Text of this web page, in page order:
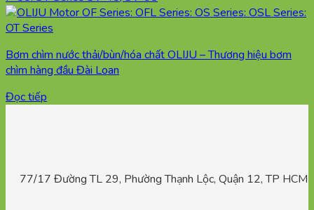
Bơm chìm nước thải/bùn/hóa chất OLIJU – Thương hiệu bơm
chìm hàng đầu Đài Loan
Đọc tiếp
77/17 Đường TL 29, Phường Thạnh Lộc, Quận 12, TP HCM